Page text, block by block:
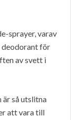
sprayer, varav
deodorant för
av svett i
så utslitna
att vara till